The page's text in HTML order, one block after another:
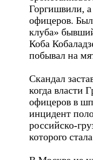
Горгишвили, а
офицеров. Был
клуба»
Коба
побывал на
Скандал
когда власти
офицеров в
инцидент
российско-
которого